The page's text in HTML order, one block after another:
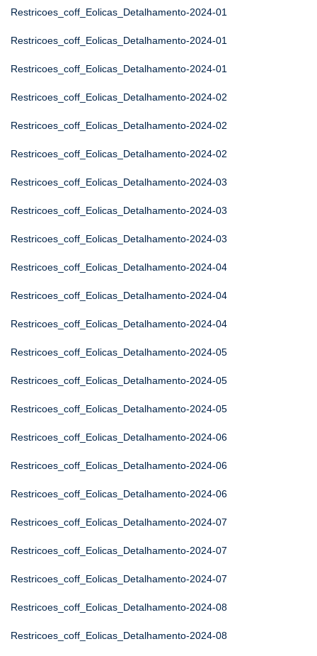
Restricoes_coff_Eolicas_Detalhamento-2024-01
Restricoes_coff_Eolicas_Detalhamento-2024-01
Restricoes_coff_Eolicas_Detalhamento-2024-01
Restricoes_coff_Eolicas_Detalhamento-2024-02
Restricoes_coff_Eolicas_Detalhamento-2024-02
Restricoes_coff_Eolicas_Detalhamento-2024-02
Restricoes_coff_Eolicas_Detalhamento-2024-03
Restricoes_coff_Eolicas_Detalhamento-2024-03
Restricoes_coff_Eolicas_Detalhamento-2024-03
Restricoes_coff_Eolicas_Detalhamento-2024-04
Restricoes_coff_Eolicas_Detalhamento-2024-04
Restricoes_coff_Eolicas_Detalhamento-2024-04
Restricoes_coff_Eolicas_Detalhamento-2024-05
Restricoes_coff_Eolicas_Detalhamento-2024-05
Restricoes_coff_Eolicas_Detalhamento-2024-05
Restricoes_coff_Eolicas_Detalhamento-2024-06
Restricoes_coff_Eolicas_Detalhamento-2024-06
Restricoes_coff_Eolicas_Detalhamento-2024-06
Restricoes_coff_Eolicas_Detalhamento-2024-07
Restricoes_coff_Eolicas_Detalhamento-2024-07
Restricoes_coff_Eolicas_Detalhamento-2024-07
Restricoes_coff_Eolicas_Detalhamento-2024-08
Restricoes_coff_Eolicas_Detalhamento-2024-08